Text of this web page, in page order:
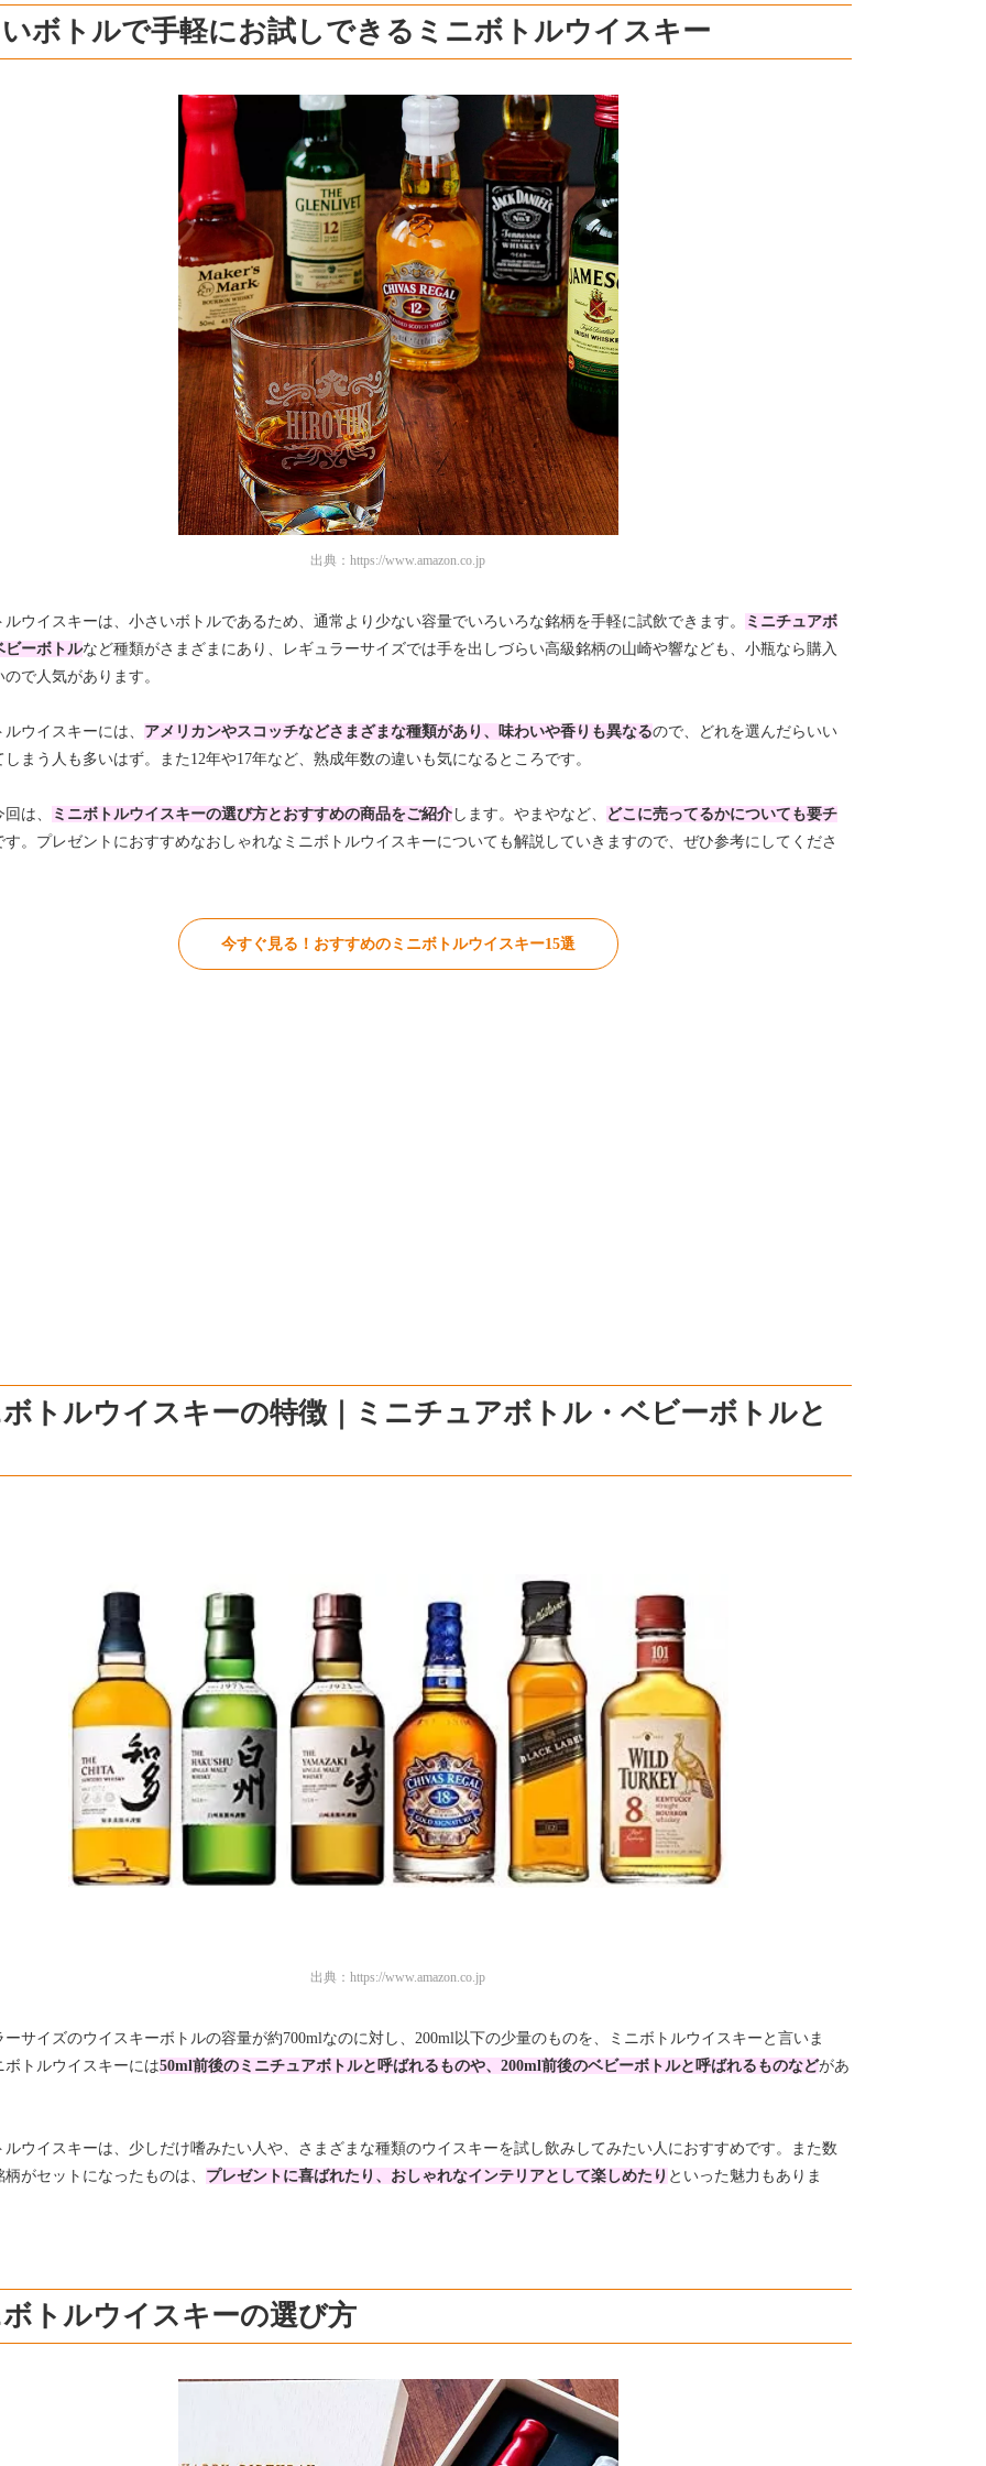
ボトルで手軽にお試しできるミニボトルウイスキー
出典： https://www.amazon.co.jp
ルウイスキーは、小さいボトルであるため、通常より少ない容量でいろいろな銘柄を手軽に試飲できます。
ミニチュアボ
ビーボトルなど種類がさまざまにあり、レギュラーサイズでは手を出しづらい高級銘柄の山崎や響なども、小瓶なら購入
で人気があります。
ウイスキーには、 アメリカンやスコッチなどさまざまな種類があり 、味わいや香りも異なるので、どれを選んだらいい
しまう人も多いはず。また12年や17年など、熟成年数の違いも気になるところです。
は、 ミニボトルウイスキーの選び方とおすすめの商品をご紹介 します。やまやなど、
どこに売ってるかについても要チ
す。プレゼントにおすすめなおしゃれなミニボトルウイスキーについても解説していきますので、ぜひ参考にしてくださ
今すぐ見る！おすすめのミニボトルウイスキー15選
トルウイスキーの特徴｜ミニチュアボトル・ベビーボトルと
出典： https://www.amazon.co.jp
ーサイズのウイスキーボトルの容量が約700mlなのに対し、200ml以下の少量のものを、ミニボトルウイスキーと言いま
ボトルウイスキーには50ml前後のミニチュアボトルと呼ばれるものや、200ml前後のベビーボトルと呼ばれるものなどがあ
ルウイスキーは、少しだけ嗜みたい人や、さまざまな種類のウイスキーを試し飲みしてみたい人におすすめです。また数
がセットになったものは、 プレゼントに喜ばれたり、おしゃれなインテリアとして楽しめたり といった魅力もありま
トルウイスキーの選び方